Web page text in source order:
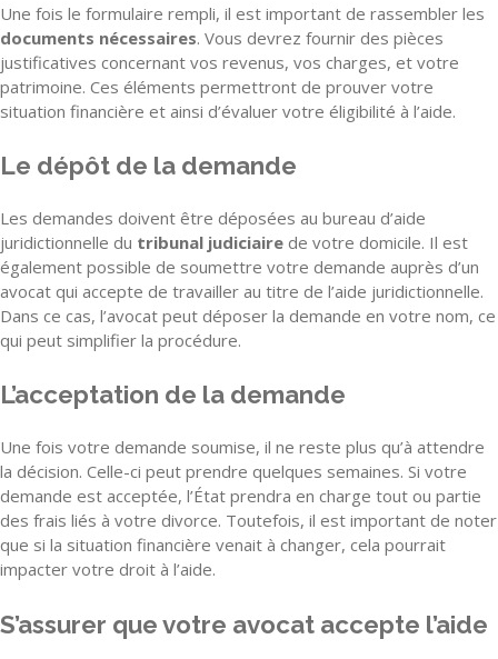
Une fois le formulaire rempli, il est important de rassembler les
documents nécessaires. Vous devrez fournir des pièces
justificatives concernant vos revenus, vos charges, et votre
patrimoine. Ces éléments permettront de prouver votre
situation financière et ainsi d’évaluer votre éligibilité à l’aide.
Le dépôt de la demande
Les demandes doivent être déposées au bureau d’aide
juridictionnelle du tribunal judiciaire de votre domicile. Il est
également possible de soumettre votre demande auprès d’un
avocat qui accepte de travailler au titre de l’aide juridictionnelle.
Dans ce cas, l’avocat peut déposer la demande en votre nom, ce
qui peut simplifier la procédure.
L’acceptation de la demande
Une fois votre demande soumise, il ne reste plus qu’à attendre
la décision. Celle-ci peut prendre quelques semaines. Si votre
demande est acceptée, l’État prendra en charge tout ou partie
des frais liés à votre divorce. Toutefois, il est important de noter
que si la situation financière venait à changer, cela pourrait
impacter votre droit à l’aide.
S’assurer que votre avocat accepte l’aide